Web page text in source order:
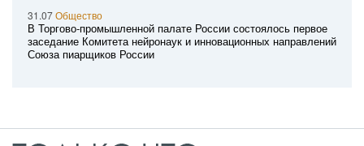
31.07Общество
В Торгово-промышленной палате России состоялось первое
заседание Комитета нейронаук и инновационных направлений
Союза пиарщиков России